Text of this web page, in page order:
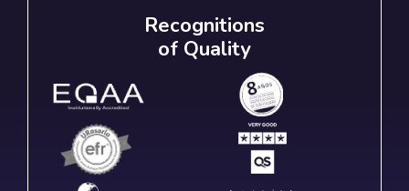
Recognitions
of Quality